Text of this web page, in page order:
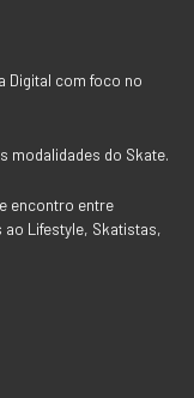
Digital com foco no
modalidades do Skate.
encontro entre
Lifestyle, Skatistas,